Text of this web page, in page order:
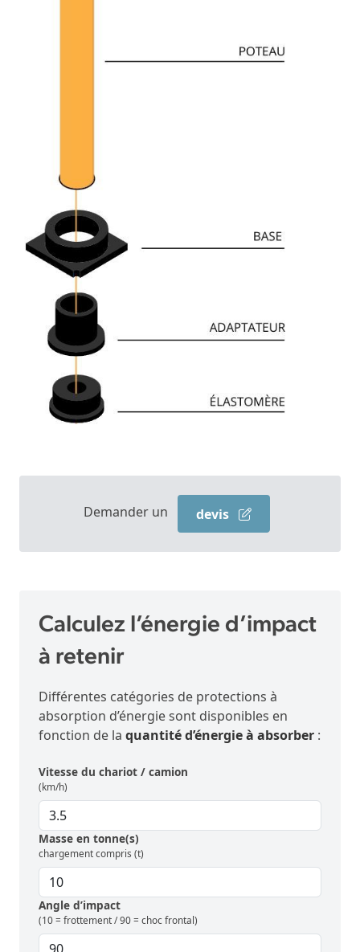
Demander un devis
Calculez l’énergie d’impact
à retenir
Différentes catégories de protections à
absorption d’énergie sont disponibles en
fonction de la quantité d’énergie à absorber :
Vitesse du chariot / camion
(km/h)
Masse en tonne(s)
chargement compris (t)
Angle d’impact
(10 = frottement / 90 = choc frontal)